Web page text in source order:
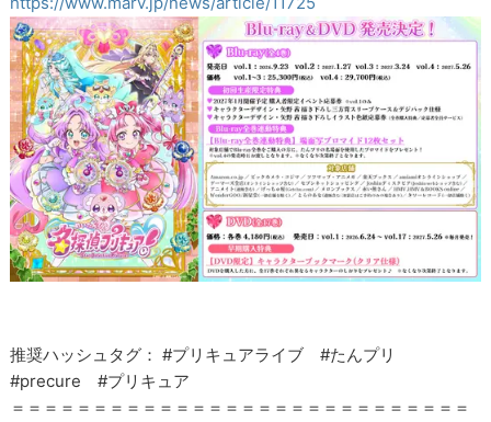
推奨ハッシュタグ： #プリキュアライブ #たんプリ
#precure #プリキュア
＝＝＝＝＝＝＝＝＝＝＝＝＝＝＝＝＝＝＝＝＝＝＝＝＝＝＝＝